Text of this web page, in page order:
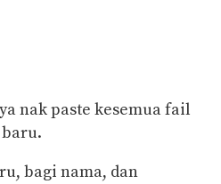
nak paste kesemua fail
bagi nama, dan